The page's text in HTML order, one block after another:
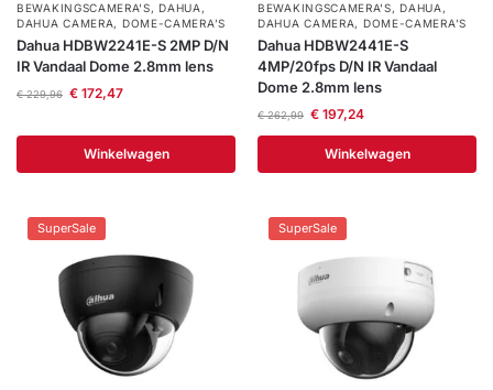
BEWAKINGSCAMERA'S, DAHUA ,
DAHUA CAMERA, DOME-CAMERA’S
Dahua HDBW2241E-S 2MP D/N
IR Vandaal Dome 2.8mm lens
€229,96 €172,47
Winkelwagen
BEWAKINGSCAMERA'S, DAHUA ,
DAHUA CAMERA, DOME-CAMERA’S
Dahua HDBW2441E-S
4MP/20fps D/N IR Vandaal
Dome 2.8mm lens
€262,99 €197,24
Winkelwagen
SuperSale SuperSale